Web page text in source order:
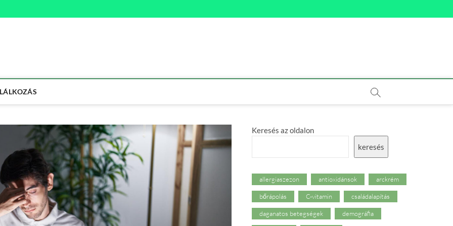
Keresés az oldalon
keresés
allergiaszezon antioxidánsok arckrém
bőrápolás C-vitamin családalapítás
daganatos betegségek demográfia